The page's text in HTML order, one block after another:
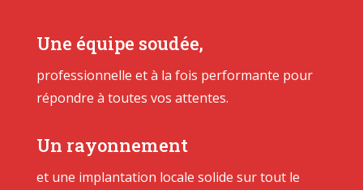
Une équipe soudée,
professionnelle et à la fois performante pour
répondre à toutes vos attentes.
Un rayonnement
et une implantation locale solide sur tout le